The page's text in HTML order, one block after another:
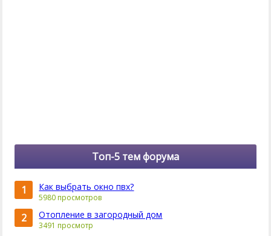
Топ-5 тем форума
1 Как выбрать окно пвх?
5980 просмотров
2 Отопление в загородный дом
3491 просмотр